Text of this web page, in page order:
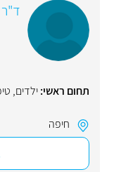
ד"ר
תחום ראשי:ילדים,
חיפה